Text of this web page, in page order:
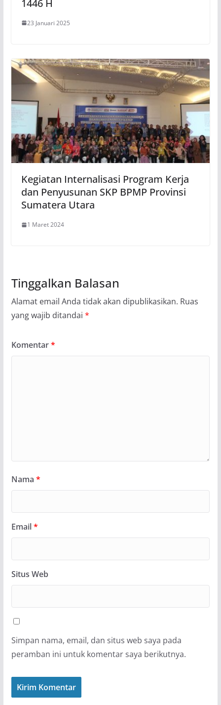
1446 H
23 Januari 2025
Kegiatan Internalisasi Program Kerja
dan Penyusunan SKP BPMP Provinsi
Sumatera Utara
1 Maret 2024
Tinggalkan Balasan
Alamat email Anda tidak akan dipublikasikan. Ruas
yang wajib ditandai *
Komentar*
Nama *
Email*
Situs Web
Simpan nama, email, dan situs web saya pada
peramban ini untuk komentar saya berikutnya.